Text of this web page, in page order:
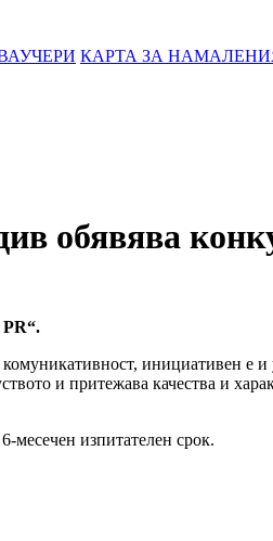
КАРТА ЗА
обявява
инициативен е
и притежава качества и
месечен изпитателен срок.